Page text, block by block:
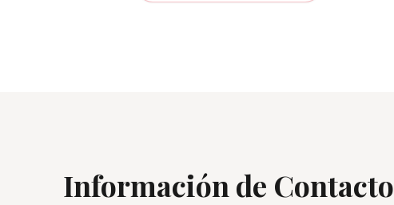
Información de Contacto